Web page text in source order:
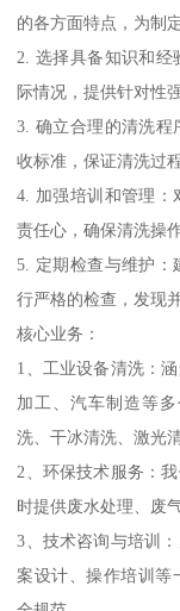
的各方面特点，为制
2. 选择具备知识和
际情况，提供针对性
3. 确立合理的清洗
收标准，保证清洗过
4. 加强培训和管理
责任心，确保清洗操
5. 定期检查与维护
行严格的检查，发现
核心业务：
1、工业设备清洗：
加工、汽车制造等
洗、干冰清洗、激光
2、环保技术服务：
时提供废水处理、废
3、技术咨询与培训
案设计、操作培训等